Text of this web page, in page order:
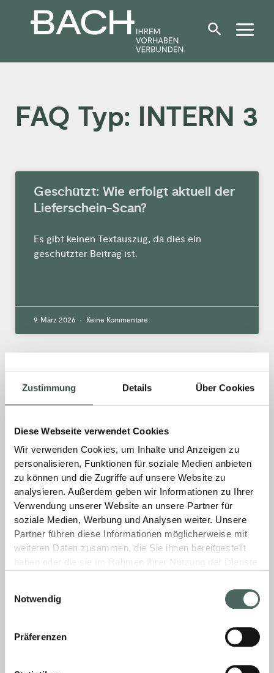
Zustimmung Details Über Cookies
Diese Webseite verwendet Cookies
Wir verwenden Cookies, um Inhalte und Anzeigen zu
personalisieren, Funktionen für soziale Medien anbieten
zu können und die Zugriffe auf unsere Website zu
analysieren. Außerdem geben wir Informationen zu Ihrer
Verwendung unserer Website an unsere Partner für
soziale Medien, Werbung und Analysen weiter. Unsere
Partner führen diese Informationen möglicherweise mit
weiteren Daten zusammen, die Sie ihnen bereitgestellt
haben oder die sie im Rahmen Ihrer Nutzung der Dienste
Notwendig
Präferenzen
FAQ Typ: INTERN 3
Geschützt: Wie erfolgt aktuell der
Lieferschein-Scan?
Es gibt keinen Textauszug, da dies ein
geschützter Beitrag ist.
9. März 2026 Keine Kommentare
Geschützt: Was passiert mit
Warenlieferungen aus offenen
eNVenta Bestellungen ab
01.03.2026?
Es gibt keinen Textauszug, da dies ein
geschützter Beitrag ist.
MEHR »
25. Februar 2026 Keine Kommentare
Geschützt: Wo finde ich die
Ansprechpartner aus der Logistik?
Es gibt keinen Textauszug, da dies ein